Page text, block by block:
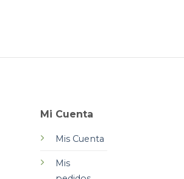
Mi Cuenta
Mis Cuenta
Mis